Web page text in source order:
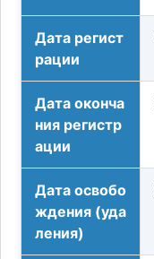
Дата регист
рации
Дата оконча
ния регистр
ации
Дата освобо
ждения (уда
ления)